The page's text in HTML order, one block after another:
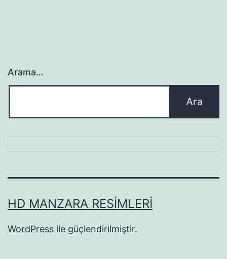
Arama…
HD MANZARA RESIMLERI
WordPress ile güçlendirilmiştir.